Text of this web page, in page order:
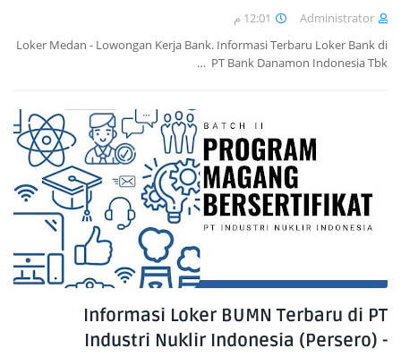
Administrator
12:01 م
Loker Medan - Lowongan Kerja Bank. Informasi Terbaru Loker Bank di
PT Bank Danamon Indonesia Tbk …
Informasi Loker BUMN Terbaru di PT
Industri Nuklir Indonesia (Persero) -